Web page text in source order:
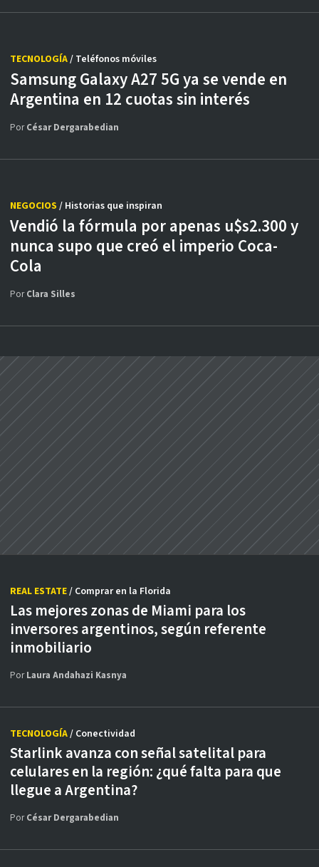
Samsung Galaxy A27 5G ya se vende en
Argentina en 12 cuotas sin interés
TECNOLOGÍA/ Teléfonos móviles
PorCésar Dergarabedian
Vendió la fórmula por apenas u$s2.300 y
nunca supo que creó el imperio Coca-
Cola
NEGOCIOS / Historias que inspiran
PorClara Silles
Las mejores zonas de Miami para los
inversores argentinos, según referente
inmobiliario
REAL ESTATE/ Comprar en la Florida
PorLaura Andahazi Kasnya
Starlink avanza con señal satelital para
celulares en la región: ¿qué falta para que
llegue a Argentina?
TECNOLOGÍA/ Conectividad
PorCésar Dergarabedian